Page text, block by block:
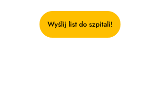
Wyślij list do szpitali!